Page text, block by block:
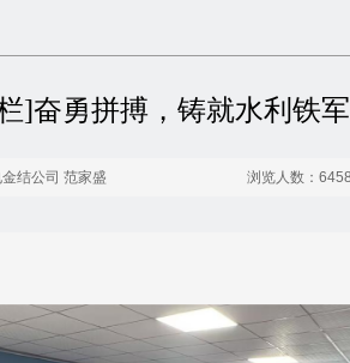
]奋勇拼搏，铸就水利铁军
结公司 范家盛 浏览人数：